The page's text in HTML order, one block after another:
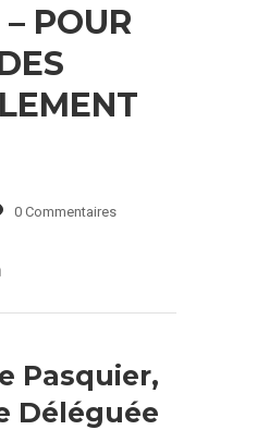
POUR
0 Commentaires
Pasquier,
Déléguée